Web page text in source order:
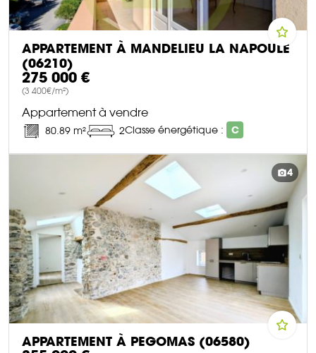
APPARTEMENT À MANDELIEU LA NAPOULE
(06210)
275 000 €
(3 400€/m²)
Appartement à vendre
80.89 m² 2Classe énergétique : C
4
APPARTEMENT À PEGOMAS (06580)